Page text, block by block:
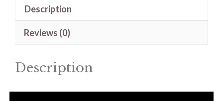
quantity
Description
Reviews (0)
Description